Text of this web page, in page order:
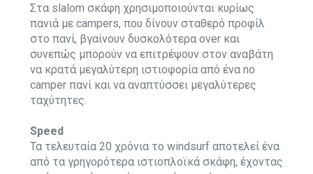
Στα slalom σκάφη χρησιμοποιούνται κυρίως
πανιά με campers, που δίνουν σταθερό προφίλ
στο πανί, βγαίνουν δυσκολότερα over και
συνεπώς μπορούν να επιτρέψουν στον αναβάτη
να κρατά μεγαλύτερη ιστιοφορία από ένα no
camper πανί και να αναπτύσσει μεγαλύτερες
ταχύτητες.
Speed
Τα τελευταία 20 χρόνια το windsurf αποτελεί ένα
από τα γρηγορότερα ιστιοπλοϊκά σκάφη, έχοντας